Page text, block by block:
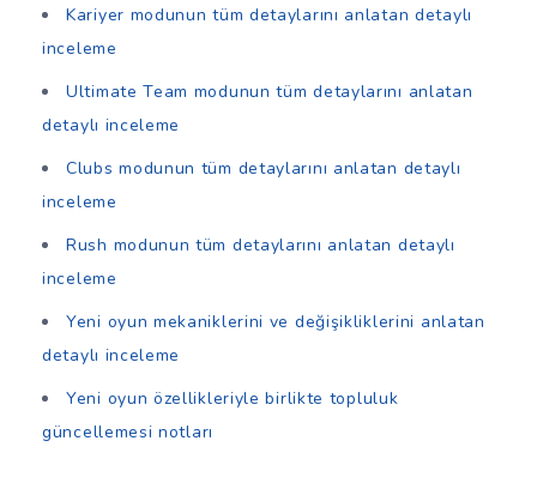
Kariyer modunun tüm detaylarını anlatan detaylı
inceleme
Ultimate Team modunun tüm detaylarını anlatan
detaylı inceleme
Clubs modunun tüm detaylarını anlatan detaylı
inceleme
Rush modunun tüm detaylarını anlatan detaylı
inceleme
Yeni oyun mekaniklerini ve değişikliklerini anlatan
detaylı inceleme
Yeni oyun özellikleriyle birlikte topluluk
güncellemesi notları